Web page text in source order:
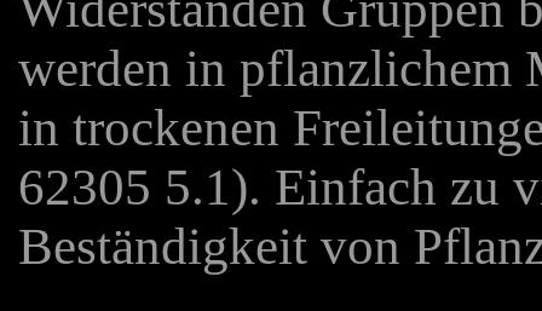
werden in pflanzlichem
in trockenen
62305 5.1). Einfach zu
Beständigkeit von